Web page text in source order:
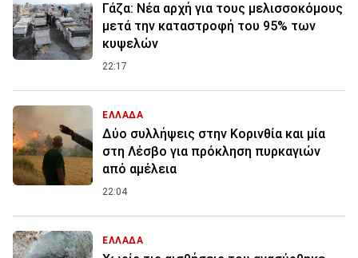
Γάζα: Νέα αρχή για τους μελισσοκόμους
μετά την καταστροφή του 95% των
κυψελών
22:17
ΕΛΛΑΔΑ
Δύο συλλήψεις στην Κορινθία και μία
στη Λέσβο για πρόκληση πυρκαγιών
από αμέλεια
22:04
ΕΛΛΑΔΑ